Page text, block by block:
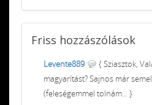
Friss hozzászólások
Levente889
{ Sziasztok,
magyarítást? Sajnos már
(feleségemmel tolnám... }